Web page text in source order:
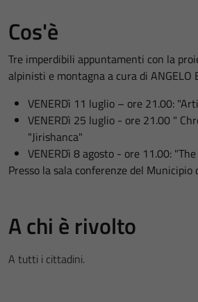
Cos'è
Tre imperdibili appuntamenti con la
alpinisti e montagna a cura di ANGELO
VENERDì 11 luglio – ore 21.00:
VENERDì 25 luglio - ore 21.00 "
"Jirishanca"
VENERDì 8 agosto - ore 11.00:
Presso la sala conferenze del Municipio
A chi è rivolto
A tutti i cittadini.